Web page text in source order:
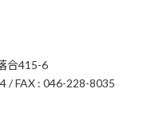
合415-6
/ FAX : 046-228-8035